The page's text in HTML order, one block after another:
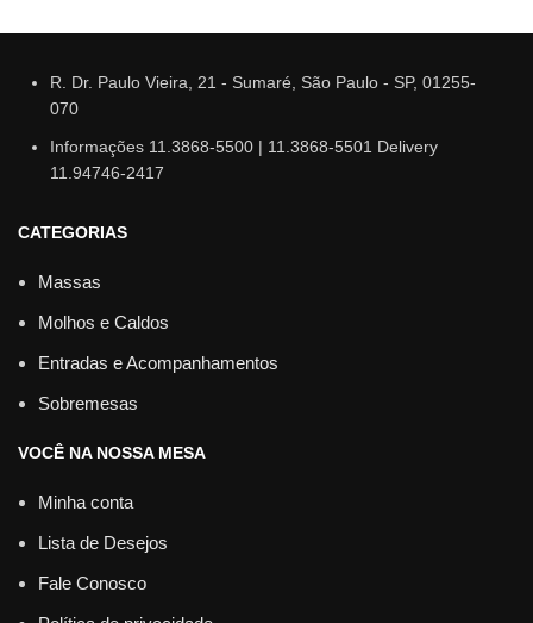
R. Dr. Paulo Vieira, 21 - Sumaré, São Paulo - SP, 01255-
070
Informações 11.3868-5500 | 11.3868-5501 Delivery
11.94746-2417
CATEGORIAS
Massas
Molhos e Caldos
Entradas e Acompanhamentos
Sobremesas
VOCÊ NA NOSSA MESA
Minha conta
Lista de Desejos
Fale Conosco